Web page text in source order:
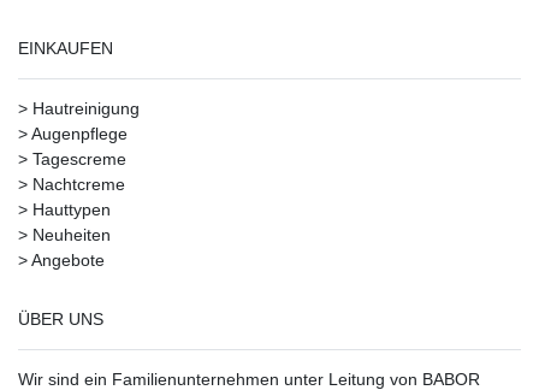
EINKAUFEN
> Hautreinigung
>Augenpflege
> Tagescreme
> Nachtcreme
> Hauttypen
> Neuheiten
>Angebote
ÜBER UNS
Wir sind ein Familienunternehmen unter Leitung von BABOR